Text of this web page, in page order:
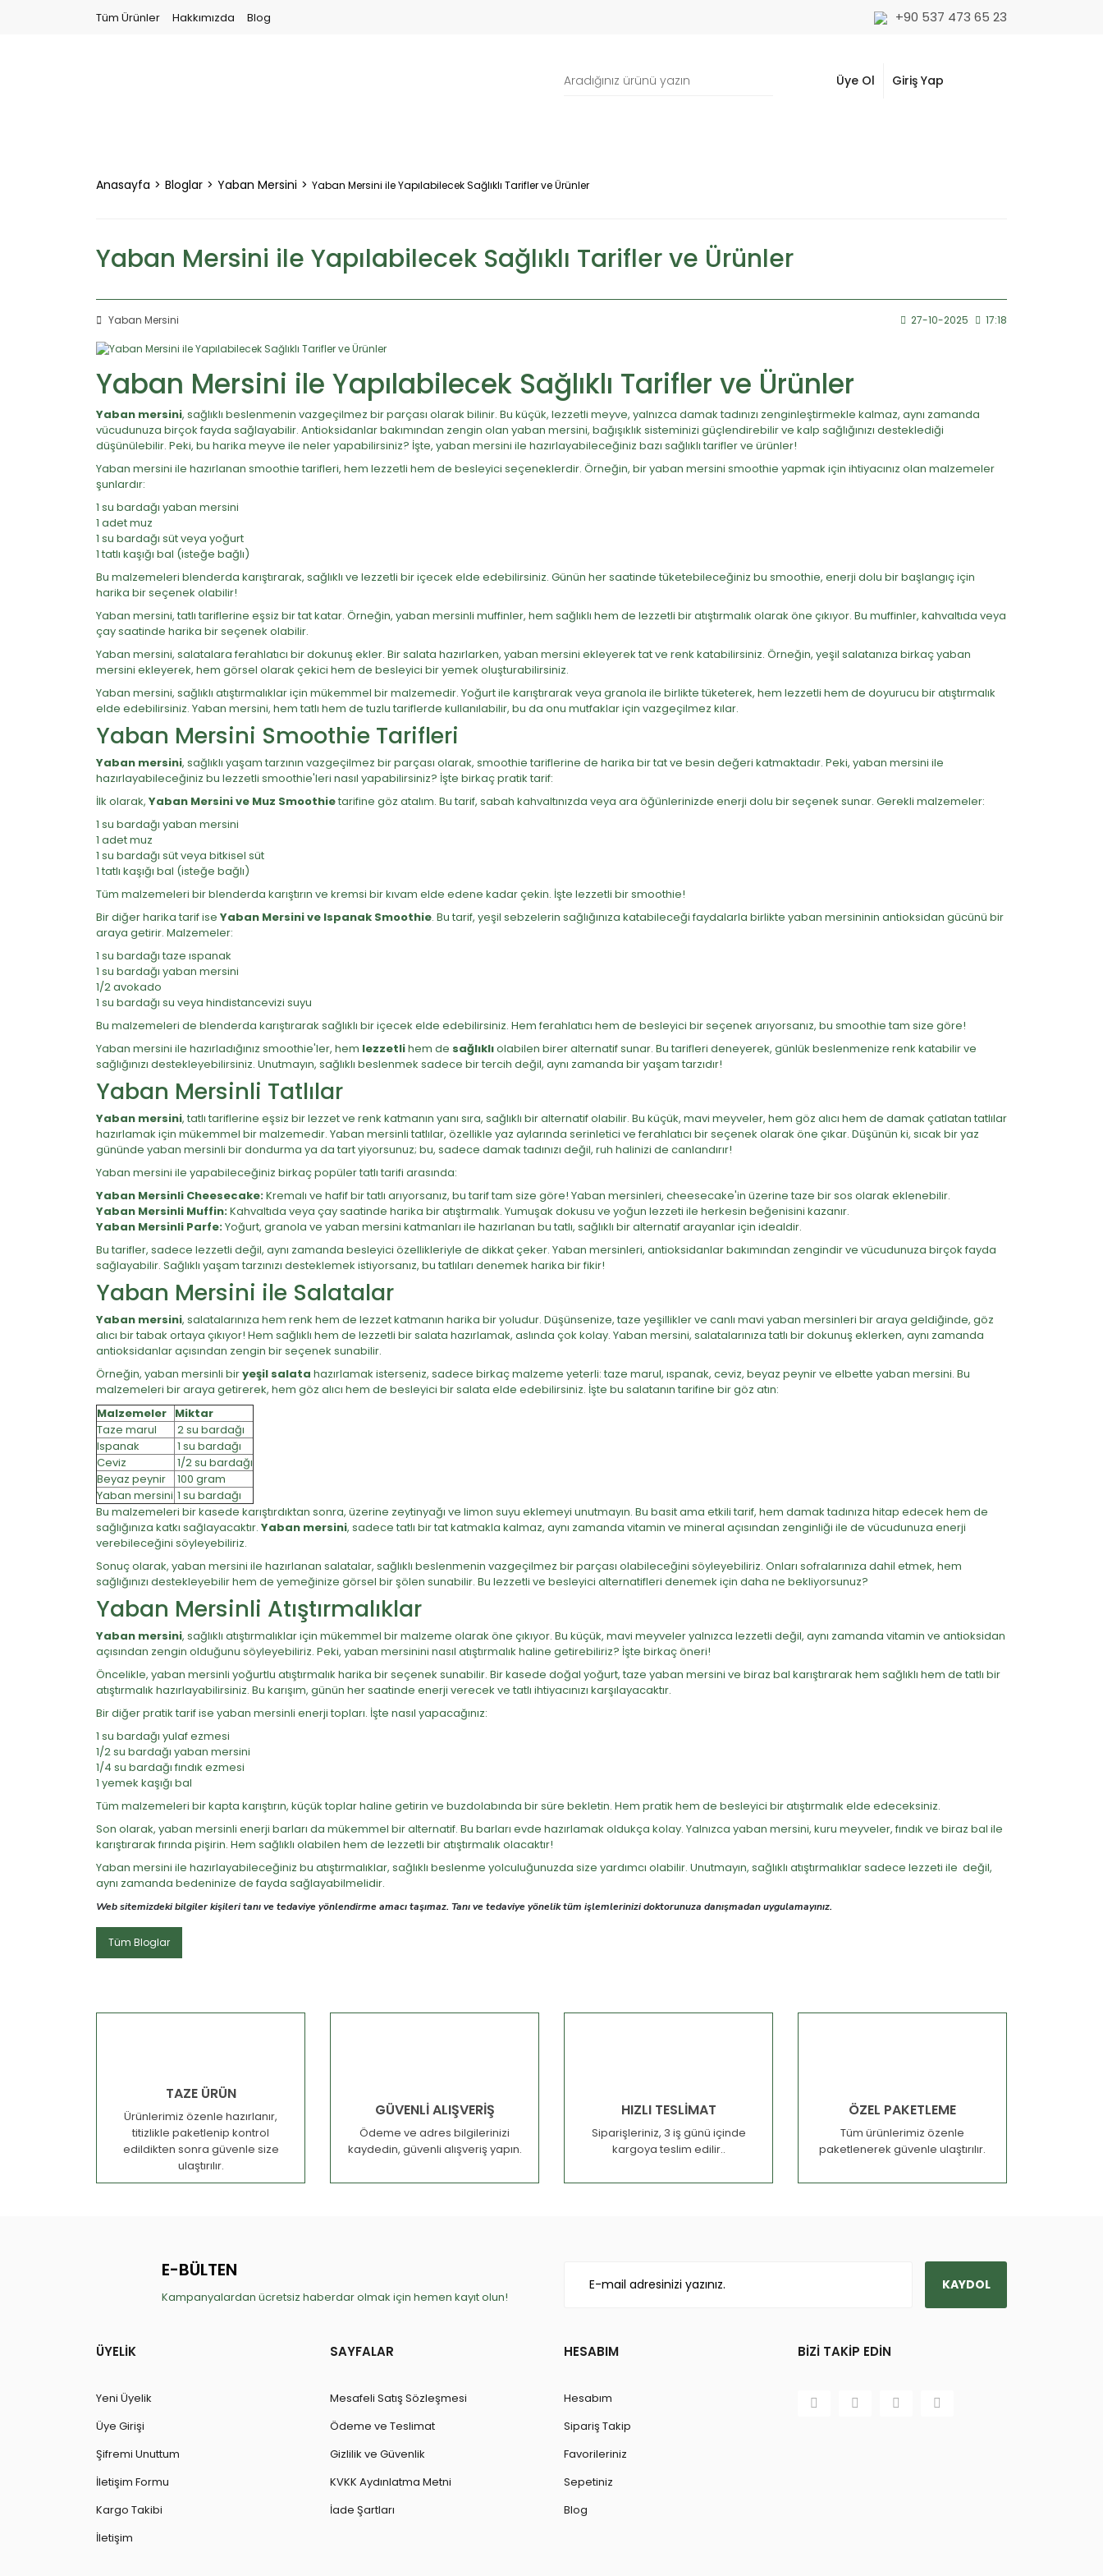
Tüm Ürünler Hakkımızda Blog +90 537 473 65 23
Üye Ol Giriş Yap
Anasayfa Bloglar Yaban Mersini Yaban Mersini ile Yapılabilecek Sağlıklı Tarifler ve Ürünler
Yaban Mersini ile Yapılabilecek Sağlıklı Tarifler ve Ürünler
Yaban Mersini 27-10-2025 17:18
Yaban Mersini ile Yapılabilecek Sağlıklı Tarifler ve Ürünler
Yaban mersini, sağlıklı beslenmenin vazgeçilmez bir parçası olarak bilinir. Bu küçük, lezzetli meyve, yalnızca damak tadınızı zenginleştirmekle kalmaz, aynı zamanda
vücudunuza birçok fayda sağlayabilir. Antioksidanlar bakımından zengin olan yaban mersini, bağışıklık sisteminizi güçlendirebilir ve kalp sağlığınızı desteklediği
düşünülebilir. Peki, bu harika meyve ile neler yapabilirsiniz? İşte, yaban mersini ile hazırlayabileceğiniz bazı sağlıklı tarifler ve ürünler!
Yaban mersini ile hazırlanan smoothie tarifleri, hem lezzetli hem de besleyici seçeneklerdir. Örneğin, bir yaban mersini smoothie yapmak için ihtiyacınız olan malzemeler
şunlardır:
1 su bardağı yaban mersini
1 adet muz
1 su bardağı süt veya yoğurt
1 tatlı kaşığı bal (isteğe bağlı)
Bu malzemeleri blenderda karıştırarak, sağlıklı ve lezzetli bir içecek elde edebilirsiniz. Günün her saatinde tüketebileceğiniz bu smoothie, enerji dolu bir başlangıç için
harika bir seçenek olabilir!
Yaban mersini, tatlı tariflerine eşsiz bir tat katar. Örneğin, yaban mersinli muffinler, hem sağlıklı hem de lezzetli bir atıştırmalık olarak öne çıkıyor. Bu muffinler, kahvaltıda veya
çay saatinde harika bir seçenek olabilir.
Yaban mersini, salatalara ferahlatıcı bir dokunuş ekler. Bir salata hazırlarken, yaban mersini ekleyerek tat ve renk katabilirsiniz. Örneğin, yeşil salatanıza birkaç yaban
mersini ekleyerek, hem görsel olarak çekici hem de besleyici bir yemek oluşturabilirsiniz.
Yaban mersini, sağlıklı atıştırmalıklar için mükemmel bir malzemedir. Yoğurt ile karıştırarak veya granola ile birlikte tüketerek, hem lezzetli hem de doyurucu bir atıştırmalık
elde edebilirsiniz. Yaban mersini, hem tatlı hem de tuzlu tariflerde kullanılabilir, bu da onu mutfaklar için vazgeçilmez kılar.
Yaban Mersini Smoothie Tarifleri
Yaban mersini, sağlıklı yaşam tarzının vazgeçilmez bir parçası olarak, smoothie tariflerine de harika bir tat ve besin değeri katmaktadır. Peki, yaban mersini ile
hazırlayabileceğiniz bu lezzetli smoothie'leri nasıl yapabilirsiniz? İşte birkaç pratik tarif:
İlk olarak, Yaban Mersini ve Muz Smoothietarifine göz atalım. Bu tarif, sabah kahvaltınızda veya ara öğünlerinizde enerji dolu bir seçenek sunar. Gerekli malzemeler:
1 su bardağı yaban mersini
1 adet muz
1 su bardağı süt veya bitkisel süt
1 tatlı kaşığı bal (isteğe bağlı)
Tüm malzemeleri bir blenderda karıştırın ve kremsi bir kıvam elde edene kadar çekin. İşte lezzetli bir smoothie!
Bir diğer harika tarif ise Yaban Mersini ve Ispanak Smoothie. Bu tarif, yeşil sebzelerin sağlığınıza katabileceği faydalarla birlikte yaban mersininin antioksidan gücünü bir
araya getirir. Malzemeler:
1 su bardağı taze ıspanak
1 su bardağı yaban mersini
1/2 avokado
1 su bardağı su veya hindistancevizi suyu
Bu malzemeleri de blenderda karıştırarak sağlıklı bir içecek elde edebilirsiniz. Hem ferahlatıcı hem de besleyici bir seçenek arıyorsanız, bu smoothie tam size göre!
Yaban mersini ile hazırladığınız smoothie'ler, hem lezzetlihem de sağlıklıolabilen birer alternatif sunar. Bu tarifleri deneyerek, günlük beslenmenize renk katabilir ve
sağlığınızı destekleyebilirsiniz. Unutmayın, sağlıklı beslenmek sadece bir tercih değil, aynı zamanda bir yaşam tarzıdır!
Yaban Mersinli Tatlılar
Yaban mersini, tatlı tariflerine eşsiz bir lezzet ve renk katmanın yanı sıra, sağlıklı bir alternatif olabilir. Bu küçük, mavi meyveler, hem göz alıcı hem de damak çatlatan tatlılar
hazırlamak için mükemmel bir malzemedir. Yaban mersinli tatlılar, özellikle yaz aylarında serinletici ve ferahlatıcı bir seçenek olarak öne çıkar. Düşünün ki, sıcak bir yaz
gününde yaban mersinli bir dondurma ya da tart yiyorsunuz; bu, sadece damak tadınızı değil, ruh halinizi de canlandırır!
Yaban mersini ile yapabileceğiniz birkaç popüler tatlı tarifi arasında:
Yaban Mersinli Cheesecake:Kremalı ve hafif bir tatlı arıyorsanız, bu tarif tam size göre! Yaban mersinleri, cheesecake'in üzerine taze bir sos olarak eklenebilir.
Yaban Mersinli Muffin:Kahvaltıda veya çay saatinde harika bir atıştırmalık. Yumuşak dokusu ve yoğun lezzeti ile herkesin beğenisini kazanır.
Yaban Mersinli Parfe:Yoğurt, granola ve yaban mersini katmanları ile hazırlanan bu tatlı, sağlıklı bir alternatif arayanlar için idealdir.
Bu tarifler, sadece lezzetli değil, aynı zamanda besleyici özellikleriyle de dikkat çeker. Yaban mersinleri, antioksidanlar bakımından zengindir ve vücudunuza birçok fayda
sağlayabilir. Sağlıklı yaşam tarzınızı desteklemek istiyorsanız, bu tatlıları denemek harika bir fikir!
Yaban Mersini ile Salatalar
Yaban mersini, salatalarınıza hem renk hem de lezzet katmanın harika bir yoludur. Düşünsenize, taze yeşillikler ve canlı mavi yaban mersinleri bir araya geldiğinde, göz
alıcı bir tabak ortaya çıkıyor! Hem sağlıklı hem de lezzetli bir salata hazırlamak, aslında çok kolay. Yaban mersini, salatalarınıza tatlı bir dokunuş eklerken, aynı zamanda
antioksidanlar açısından zengin bir seçenek sunabilir.
Örneğin, yaban mersinli biryeşil salata hazırlamak isterseniz, sadece birkaç malzeme yeterli: taze marul, ıspanak, ceviz, beyaz peynir ve elbette yaban mersini. Bu
malzemeleri bir araya getirerek, hem göz alıcı hem de besleyici bir salata elde edebilirsiniz. İşte bu salatanın tarifine bir göz atın:
Malzemeler Miktar
Taze marul
2 su bardağı
Ispanak
1 su bardağı
Ceviz
1/2 su bardağı
Beyaz peynir
100 gram
Yaban mersini 1 su bardağı
Bu malzemeleri bir kasede karıştırdıktan sonra, üzerine zeytinyağı ve limon suyu eklemeyi unutmayın. Bu basit ama etkili tarif, hem damak tadınıza hitap edecek hem de
sağlığınıza katkı sağlayacaktır. Yaban mersini, sadece tatlı bir tat katmakla kalmaz, aynı zamanda vitamin ve mineral açısından zenginliği ile de vücudunuza enerji
verebileceğini söyleyebiliriz.
Sonuç olarak, yaban mersini ile hazırlanan salatalar, sağlıklı beslenmenin vazgeçilmez bir parçası olabileceğini söyleyebiliriz. Onları sofralarınıza dahil etmek, hem
sağlığınızı destekleyebilir hem de yemeğinize görsel bir şölen sunabilir. Bu lezzetli ve besleyici alternatifleri denemek için daha ne bekliyorsunuz?
Yaban Mersinli Atıştırmalıklar
Yaban mersini, sağlıklı atıştırmalıklar için mükemmel bir malzeme olarak öne çıkıyor. Bu küçük, mavi meyveler yalnızca lezzetli değil, aynı zamanda vitamin ve antioksidan
açısından zengin olduğunu söyleyebiliriz. Peki, yaban mersinini nasıl atıştırmalık haline getirebiliriz? İşte birkaç öneri!
Öncelikle, yaban mersinli yoğurtlu atıştırmalık harika bir seçenek sunabilir. Bir kasede doğal yoğurt, taze yaban mersini ve biraz bal karıştırarak hem sağlıklı hem de tatlı bir
atıştırmalık hazırlayabilirsiniz. Bu karışım, günün her saatinde enerji verecek ve tatlı ihtiyacınızı karşılayacaktır.
Bir diğer pratik tarif ise yaban mersinli enerji topları. İşte nasıl yapacağınız:
1 su bardağı yulaf ezmesi
1/2 su bardağı yaban mersini
1/4 su bardağı fındık ezmesi
1 yemek kaşığı bal
Tüm malzemeleri bir kapta karıştırın, küçük toplar haline getirin ve buzdolabında bir süre bekletin. Hem pratik hem de besleyici bir atıştırmalık elde edeceksiniz.
Son olarak, yaban mersinli enerji barları da mükemmel bir alternatif. Bu barları evde hazırlamak oldukça kolay. Yalnızca yaban mersini, kuru meyveler, fındık ve biraz bal ile
karıştırarak fırında pişirin. Hem sağlıklı olabilen hem de lezzetli bir atıştırmalık olacaktır!
Yaban mersini ile hazırlayabileceğiniz bu atıştırmalıklar, sağlıklı beslenme yolculuğunuzda size yardımcı olabilir. Unutmayın, sağlıklı atıştırmalıklar sadece lezzeti ile değil,
aynı zamanda bedeninize de fayda sağlayabilmelidir.
Web sitemizdeki bilgiler kişileri tanı ve tedaviye yönlendirme amacı taşımaz. Tanı ve tedaviye yönelik tüm işlemlerinizi doktorunuza danışmadan uygulamayınız.
Tüm Bloglar
TAZE ÜRÜN
Ürünlerimiz özenle hazırlanır,
titizlikle paketlenip kontrol
edildikten sonra güvenle size
ulaştırılır.
GÜVENLİ ALIŞVERİŞ
Ödeme ve adres bilgilerinizi
kaydedin, güvenli alışveriş yapın.
HIZLI TESLİMAT
Siparişleriniz, 3 iş günü içinde
kargoya teslim edilir..
ÖZEL PAKETLEME
Tüm ürünlerimiz özenle
paketlenerek güvenle ulaştırılır.
E-BÜLTEN
Kampanyalardan ücretsiz haberdar olmak için hemen kayıt olun!
KAYDOL
ÜYELİK
Yeni Üyelik
Üye Girişi
Şifremi Unuttum
İletişim Formu
Kargo Takibi
İletişim
SAYFALAR
Mesafeli Satış Sözleşmesi
Ödeme ve Teslimat
Gizlilik ve Güvenlik
KVKK Aydınlatma Metni
İade Şartları
HESABIM
Hesabım
Sipariş Takip
Favorileriniz
Sepetiniz
Blog
BİZİ TAKİP EDİN